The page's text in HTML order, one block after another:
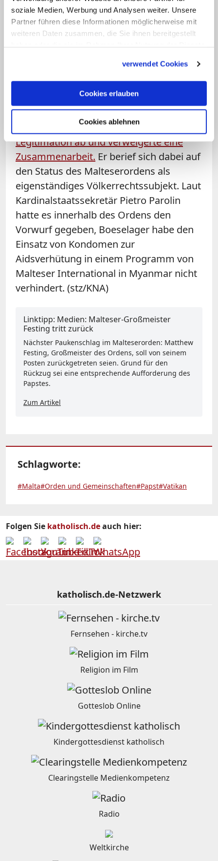
soziale Medien, Werbung und Analysen weiter. Unsere
Partner führen diese Informationen möglicherweise mit
weiteren Daten zusammen, die Sie ihnen bereitgestellt
verwendet Cookies
Cookies erlauben
Cookies ablehnen
die Amtsenthebung entbehre "jeder
rechtlichen Grundlage" und reichte vor
Der Papst setzte im Dezember eine
Untersuchungskommission zu dem
Vorgang ein.Festing sprach diesem
Gremium zuletzt öffentlich die
Legitimation ab und verweigerte eine
Zusammenarbeit. Er berief sich dabei auf
den Status des Malteserordens als
eigenständiges Völkerrechtssubjekt. Laut
Kardinalstaatssekretär Pietro Parolin
hatte es innerhalb des Ordens den
Vorwurf gegeben, Boeselager habe den
Einsatz von Kondomen zur
Aidsverhütung in einem Programm von
Malteser International in Myanmar nicht
verhindert. (stz/KNA)
Linktipp: Medien: Malteser-Großmeister
Festing tritt zurück
Nächster Paukenschlag im Malteserorden: Matthew
Festing, Großmeister des Ordens, soll von seinem
Posten zurückgetreten seien. Grund für den
Rückzug sei eine entsprechende Aufforderung des
Papstes.
Zum Artikel
Schlagworte:
#Malta#Orden und Gemeinschaften#Papst#Vatikan
Folgen Sie katholisch.deauch hier:
katholisch.de-Netzwerk
Fernsehen - kirche.tv
Religion im Film
Gotteslob Online
Kindergottesdienst katholisch
Clearingstelle Medienkompetenz
Radio
Weltkirche